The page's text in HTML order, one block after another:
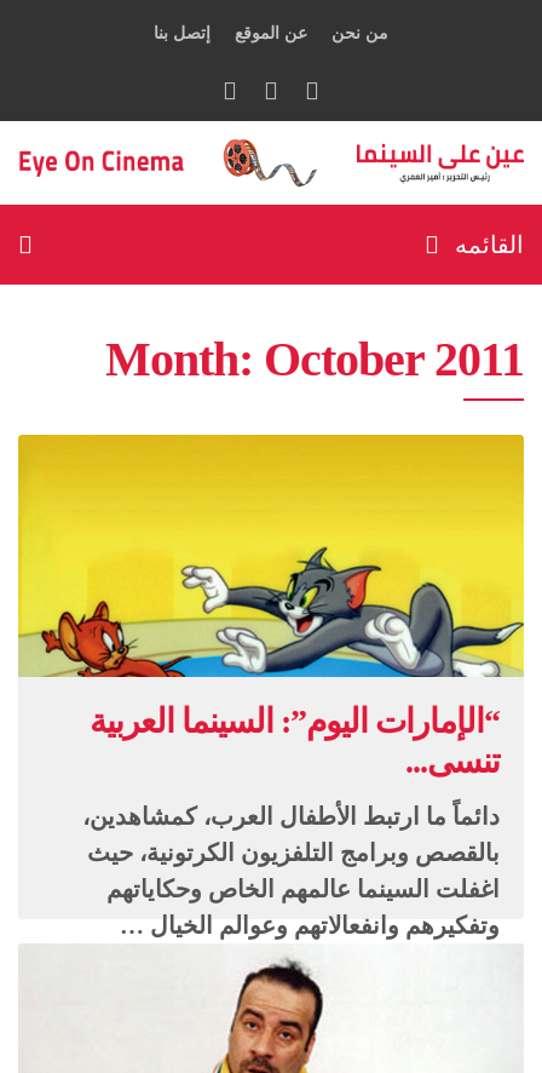
من نحن عن الموقع إتصل بنا
القائمه
Month: October 2011
“الإمارات اليوم”: السينما العربية
تنسى...
دائماً ما ارتبط الأطفال العرب، كمشاهدين،
بالقصص وبرامج التلفزيون الكرتونية، حيث
اغفلت السينما عالمهم الخاص وحكاياتهم
وتفكيرهم وانفعالاتهم وعوالم الخيال …